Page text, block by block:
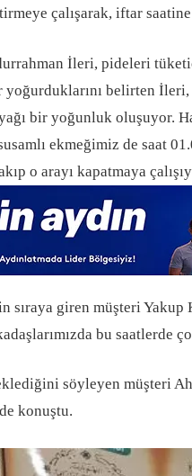
çalışarak, iftar
İleri, pideleri
belirten İleri,
bir yoğunluk oluşuyor.
ekmeğimiz de saat
o arayı kapatmaya
sıraya giren müşteri
bu
söyleyen müşteri
konuştu.